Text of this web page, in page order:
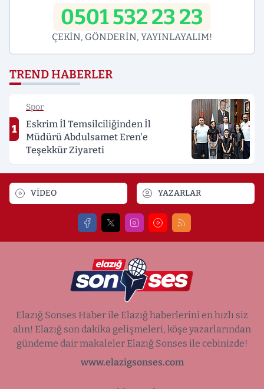
0501 532 23 23
ÇEKİN, GÖNDERİN, YAYINLAYALIM!
TREND HABERLER
1
Spor
Eskrim İl Temsilciliğinden İl
Müdürü Abdulsamet Eren'e
Teşekkür Ziyareti
VİDEO YAZARLAR
Elazığ Sonses Haber ile Elazığ haberlerini en hızlı siz
alın! Elazığ son dakika gelişmeleri, köşe yazarlarından
gündeme dair makaleler Elazığ Sonses ile cebinizde!
www.elazigsonses.com